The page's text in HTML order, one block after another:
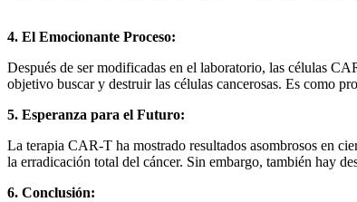
4. El Emocionante Proceso:
Después de ser modificadas en el laboratorio, las células
objetivo buscar y destruir las células cancerosas. Es como
5. Esperanza para el Futuro:
La terapia CAR-T ha mostrado resultados asombrosos en
la erradicación total del cáncer. Sin embargo, también hay
6. Conclusión: